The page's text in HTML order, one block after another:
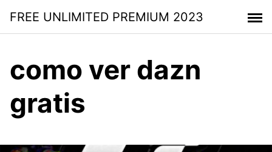
contenido
FREE UNLIMITED PREMIUM 2023
como ver dazn
gratis